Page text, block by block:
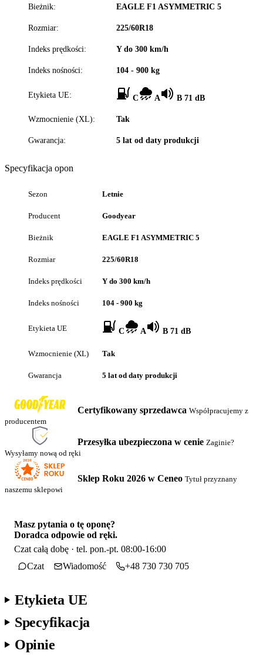
Bieżnik: EAGLE F1 ASYMMETRIC 5
Rozmiar: 225/60R18
Indeks prędkości: Y do 300 km/h
Indeks nośności: 104 - 900 kg
Etykieta UE: C A B 71 dB
Wzmocnienie (XL): Tak
Gwarancja: 5 lat od daty produkcji
Specyfikacja opon
Sezon Letnie
Producent Goodyear
Bieżnik EAGLE F1 ASYMMETRIC 5
Rozmiar 225/60R18
Indeks prędkości Y do 300 km/h
Indeks nośności 104 - 900 kg
Etykieta UE C A B 71 dB
Wzmocnienie (XL) Tak
Gwarancja 5 lat od daty produkcji
Certyfikowany sprzedawca Współpracujemy z
producentem
Przesyłka ubezpieczona w cenie Zaginie?
Wysyłamy nową od ręki
Sklep Roku 2026 w Ceneo Tytuł przyznany
naszemu sklepowi
Masz pytania o tę oponę?
Doradca odpowie od ręki.
Czat całą dobę · tel. pon.-pt. 08:00-16:00
Czat
Wiadomość +48 730 730 705
Etykieta UE
Specyfikacja
Opinie